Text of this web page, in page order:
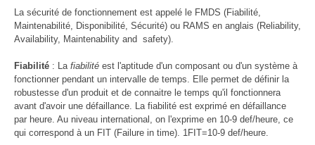
La sécurité de fonctionnement est appelé le FMDS (Fiabilité,
Maintenabilité, Disponibilité, Sécurité) ou RAMS en anglais (Reliability,
Availability, Maintenability and safety).
Fiabilité : La fiabilité est l'aptitude d'un composant ou d'un système à
fonctionner pendant un intervalle de temps. Elle permet de définir la
robustesse d'un produit et de connaitre le temps qu'il fonctionnera
avant d'avoir une défaillance. La fiabilité est exprimé en défaillance
par heure. Au niveau international, on l'exprime en 10-9 def/heure, ce
qui correspond à un FIT (Failure in time). 1FIT=10-9 def/heure.